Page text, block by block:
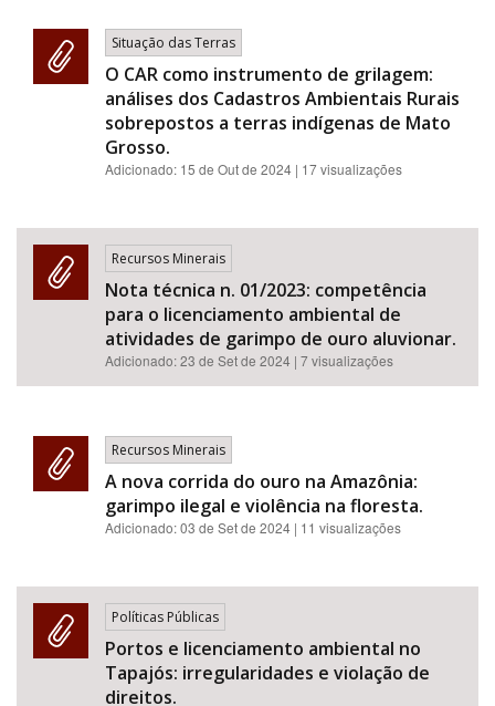
Situação das Terras
O CAR como instrumento de grilagem:
análises dos Cadastros Ambientais Rurais
sobrepostos a terras indígenas de Mato
Grosso.
Adicionado: 15 de Out de 2024 | 17 visualizações
Recursos Minerais
Nota técnica n. 01/2023: competência
para o licenciamento ambiental de
atividades de garimpo de ouro aluvionar.
Adicionado:23 de Set de 2024 | 7 visualizações
Recursos Minerais
A nova corrida do ouro na Amazônia:
garimpo ilegal e violência na floresta.
Adicionado:03 de Set de 2024 | 11 visualizações
Políticas Públicas
Portos e licenciamento ambiental no
Tapajós: irregularidades e violação de
direitos.